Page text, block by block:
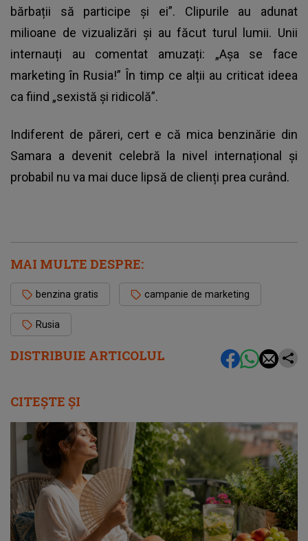
DISTRIBUIE ARTICOLUL
bărbații să participe și ei”. Clipurile au adunat
milioane de vizualizări și au făcut turul lumii. Unii
internauți au comentat amuzați: „Așa se face
marketing în Rusia!” În timp ce alții au criticat ideea
ca fiind „sexistă și ridicolă”.
Indiferent de păreri, cert e că mica benzinărie din
Samara a devenit celebră la nivel internațional și
probabil nu va mai duce lipsă de clienți prea curând.
MAI MULTE DESPRE:
benzina gratis campanie de marketing
Rusia
CITEȘTE ȘI